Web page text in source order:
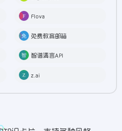
Flova
免费教育邮箱
智谱清言API
z.ai